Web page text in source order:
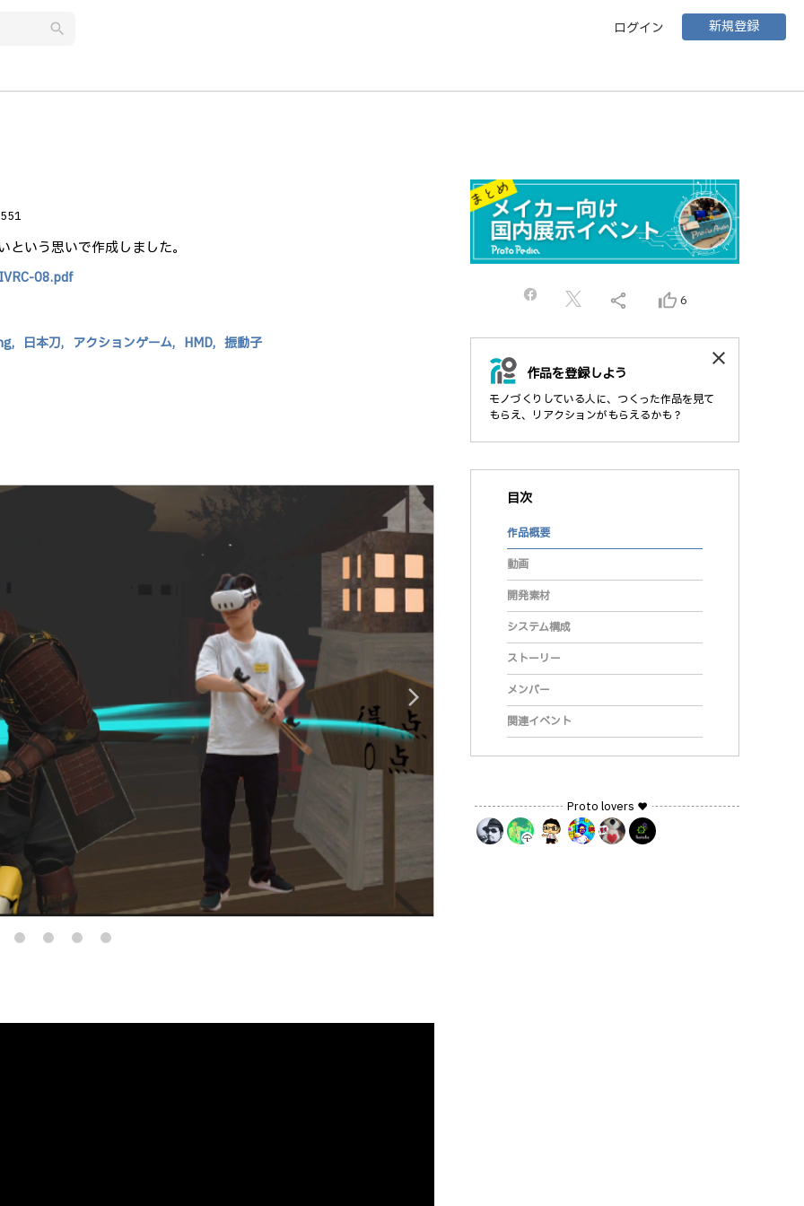
search ログイン 新規登録
551
いう思いで作成しました。
08.pdf
日本刀, アクションゲーム, HMD, 振動子
arrow_forward_ios
share thumb_up_alt 6
作品を登録しよう
モノづくりしている人に、つくった作品を見て
もらえ、リアクションがもらえるかも？
close
目次
作品概要
動画
開発素材
システム構成
ストーリー
メンバー
関連イベント
Proto lovers ♥